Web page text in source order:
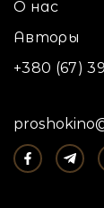
О нас
Авторы
+380 (67)